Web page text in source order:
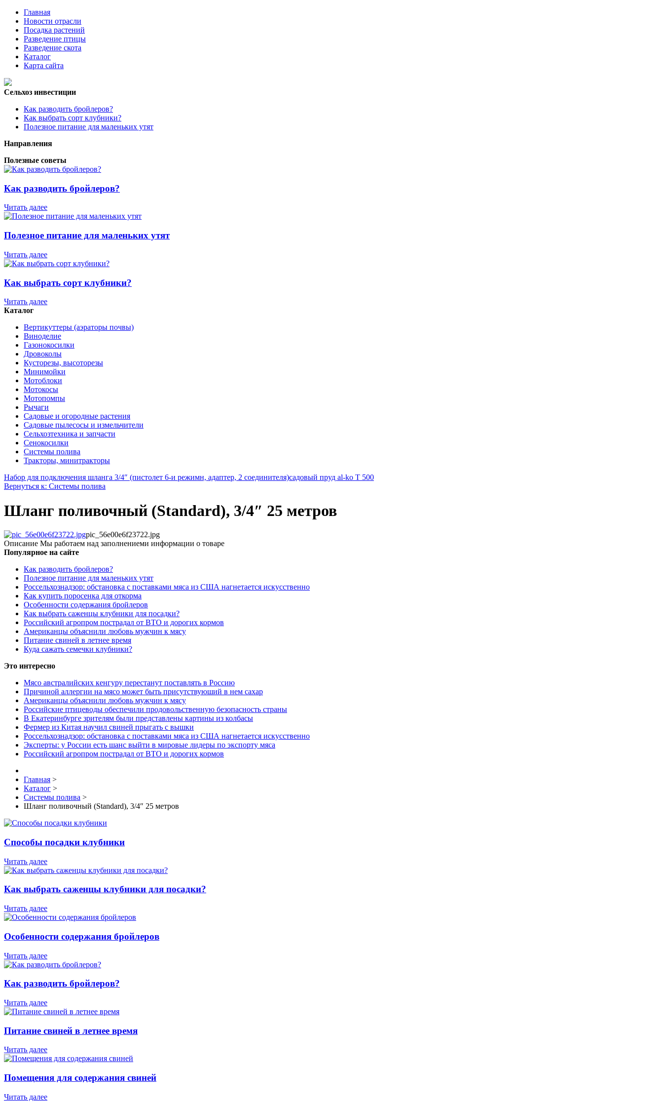
Главная
Новости отрасли
Посадка растений
Разведение птицы
Разведение скота
Каталог
Карта сайта
Сельхоз инвестиции
Как разводить бройлеров?
Как выбрать сорт клубники?
Полезное питание для маленьких утят
Направления
Полезные советы
Как разводить бройлеров?
Читать далее
Полезное питание для маленьких утят
Читать далее
Как выбрать сорт клубники?
Читать далее
Каталог
Вертикуттеры (аэраторы почвы)
Виноделие
Газонокосилки
Дровоколы
Кусторезы, высоторезы
Минимойки
Мотоблоки
Мотокосы
Мотопомпы
Рычаги
Садовые и огородные растения
Садовые пылесосы и измельчители
Сельхозтехника и запчасти
Сенокосилки
Системы полива
Тракторы, минитракторы
Набор для подключения шланга 3/4″ (пистолет 6-и режимн, адаптер, 2 соединителя)садовый пруд al-ko T 500
Вернуться к: Системы полива
Шланг поливочный (Standard), 3/4″ 25 метров
pic_56e00e6f23722.jpg
Описание Мы работаем над заполнениеми информации о товаре
Популярное на сайте
Как разводить бройлеров?
Полезное питание для маленьких утят
Россельхознадзор: обстановка с поставками мяса из США нагнетается искусственно
Как купить поросенка для откорма
Особенности содержания бройлеров
Как выбрать саженцы клубники для посадки?
Российский агропром пострадал от ВТО и дорогих кормов
Американцы объяснили любовь мужчин к мясу
Питание свиней в летнее время
Куда сажать семечки клубники?
Это интересно
Мясо австралийских кенгуру перестанут поставлять в Россию
Причиной аллергии на мясо может быть присутствуюший в нем сахар
Американцы объяснили любовь мужчин к мясу
Российские птицеводы обеспечили продовольственную безопасность страны
В Екатеринбурге зрителям были представлены картины из колбасы
Фермер из Китая научил свиней прыгать с вышки
Россельхознадзор: обстановка с поставками мяса из США нагнетается искусственно
Эксперты: у России есть шанс выйти в мировые лидеры по экспорту мяса
Российский агропром пострадал от ВТО и дорогих кормов
Главная >
Каталог >
Системы полива >
Шланг поливочный (Standard), 3/4″ 25 метров
Способы посадки клубники
Читать далее
Как выбрать саженцы клубники для посадки?
Читать далее
Особенности содержания бройлеров
Читать далее
Как разводить бройлеров?
Читать далее
Питание свиней в летнее время
Читать далее
Помещения для содержания свиней
Читать далее